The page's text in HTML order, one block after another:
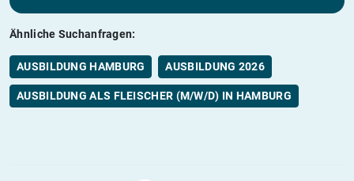
Ähnliche Suchanfragen:
AUSBILDUNG HAMBURG AUSBILDUNG 2026
AUSBILDUNG ALS FLEISCHER (M/W/D) IN HAMBURG